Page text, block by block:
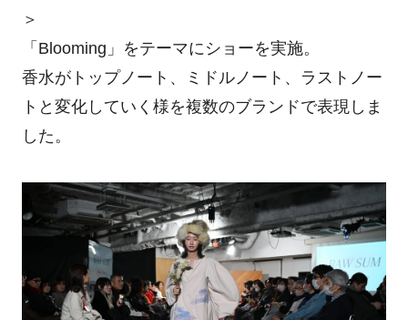
＞
「Blooming」をテーマにショーを実施。
香水がトップノート、ミドルノート、ラストノー
トと変化していく様を複数のブランドで表現しま
した。